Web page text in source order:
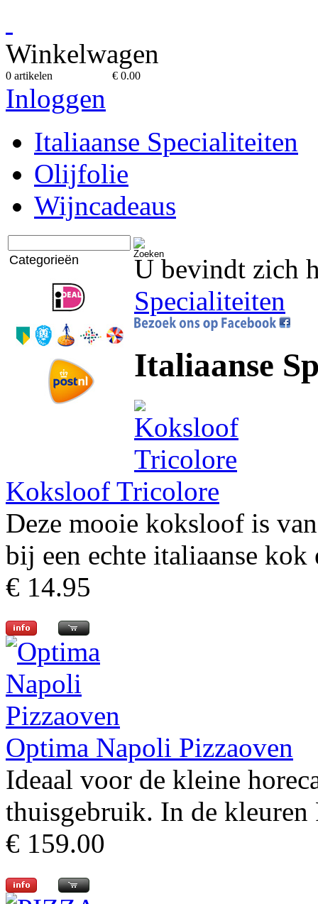
Winkelwagen
0 artikelen € 0.00
Inloggen
Italiaanse Specialiteiten
Olijfolie
Wijncadeaus
Categorieën
U bevindt zich
Specialiteiten
Italiaanse
Koksloof Tricolore
Deze mooie koksloof is
bij een echte italiaanse kok
€ 14.95
Optima Napoli Pizzaoven
Ideaal voor de kleine
thuisgebruik. In de
€ 159.00